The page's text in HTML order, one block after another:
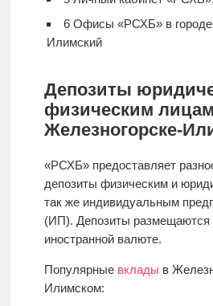
6Офисы «РСХБ» в городе
Илимский
Депозиты
физическим
Железногорске-
«РСХБ» предоставляет
депозиты физическим и
так же индивидуальным
(ИП). Депозиты размещаются
иностранной валюте.
Популярные вклады в
Илимском: